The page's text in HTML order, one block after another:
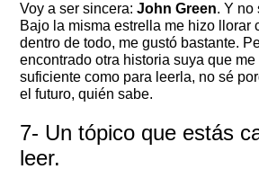
Voy a ser sincera:John Green. Y no
Bajo la misma estrella me hizo llorar
dentro de todo, me gustó bastante.
encontrado otra historia suya que
suficiente como para leerla, no sé
el futuro, quién sabe.
7- Un tópico que estás
leer.